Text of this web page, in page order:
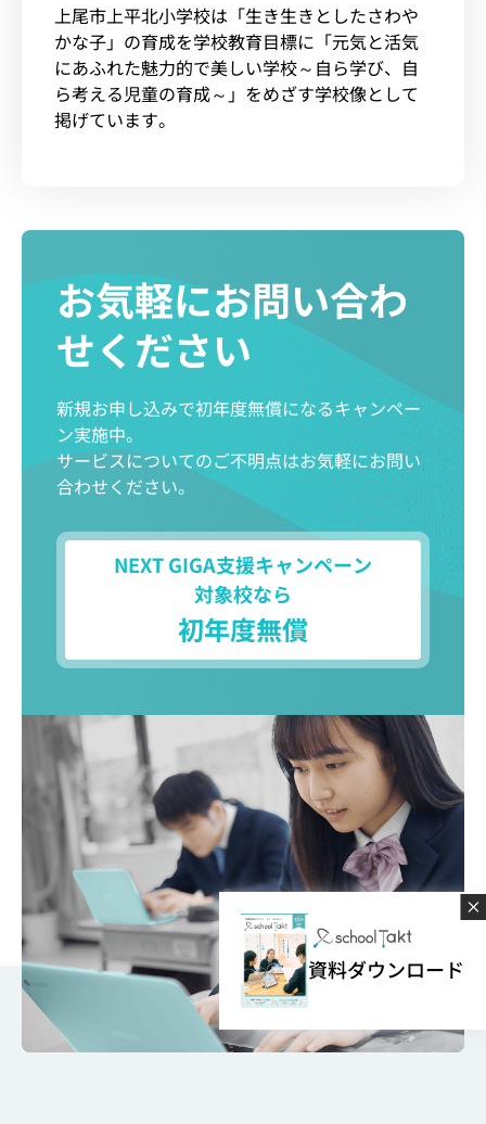
上尾市上平北小学校は「生き生きとしたさわや
かな子」の育成を学校教育目標に「元気と活気
にあふれた魅力的で美しい学校～自ら学び、自
ら考える児童の育成～」をめざす学校像として
掲げています。
お気軽にお問い合わ
せください
新規お申し込みで初年度無償になるキャンペー
ン実施中。
サービスについてのご不明点はお気軽にお問い
合わせください。
NEXT GIGA支援キャンペーン
対象校なら
初年度無償
資料ダウンロード